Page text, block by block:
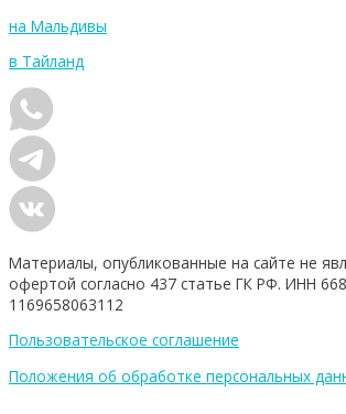
на Мальдивы
в Тайланд
Материалы, опубликованные на сайте не
офертой согласно 437 статье ГК РФ. ИНН
1169658063112
Пользовательское соглашение
Положения об обработке персональных